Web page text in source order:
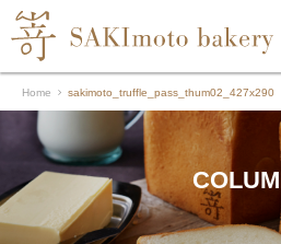
Home sakimoto_truffle_pass_thum02_427x290